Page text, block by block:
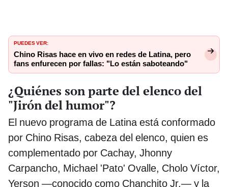
PUEDES VER:
Chino Risas hace en vivo en redes de Latina, pero
fans enfurecen por fallas: "Lo están saboteando"
¿Quiénes son parte del elenco del
"Jirón del humor"?
El nuevo programa de Latina está conformado
por Chino Risas, cabeza del elenco, quien es
complementado por Cachay, Jhonny
Carpancho, Michael 'Pato' Ovalle, Cholo Víctor,
Yerson —conocido como Chanchito Jr.— y la